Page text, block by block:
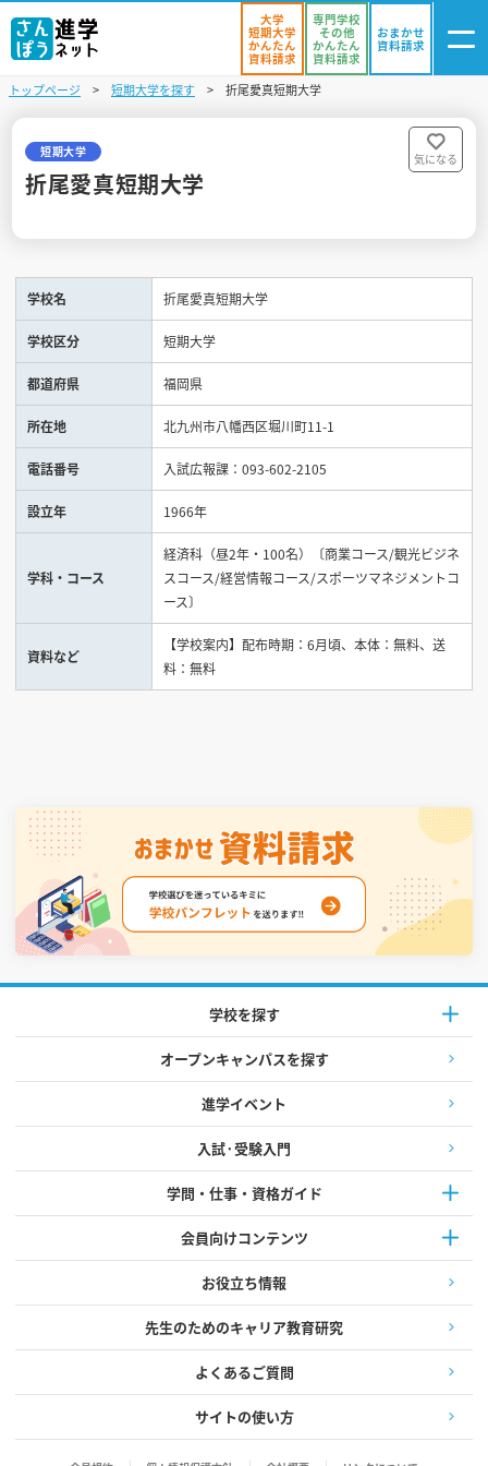
資料リスト
進学イベント
入試・受験入門
お役立ち情報
見学会WEB手引書
校内オンラインガイダンス
アンケートフォーム（学校用）
大学
短期大学
かんたん
資料請求
専門学校
その他
かんたん
資料請求
おまかせ
資料請求
トップページ 短期大学を探す 折尾愛真短期大学
短期大学
折尾愛真短期大学
気になる
学校名 折尾愛真短期大学
学校区分 短期大学
都道府県 福岡県
所在地 北九州市八幡西区堀川町11-1
電話番号 入試広報課：093-602-2105
設立年 1966年
学科・コース
経済科（昼2年・100名）〔商業コース/観光ビジネ
スコース/経営情報コース/スポーツマネジメントコ
ース〕
資料など
【学校案内】配布時期：6月頃、本体：無料、送
料：無料
学校を探す
オープンキャンパスを探す
進学イベント
入試·受験入門
学問・仕事・資格ガイド
会員向けコンテンツ
お役立ち情報
先生のためのキャリア教育研究
よくあるご質問
サイトの使い方